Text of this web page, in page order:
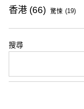
香港 (66) 驚悚 (19)
搜尋